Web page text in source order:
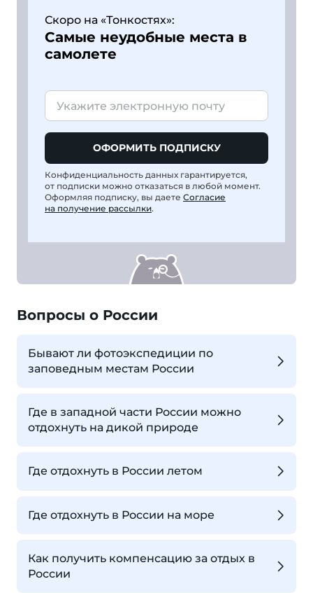
Скоро на «Тонкостях»:
Самые неудобные места в
самолете
ОФОРМИТЬ ПОДПИСКУ
Конфиденциальность данных гарантируется,
от подписки можно отказаться в любой момент.
Оформляя подписку, вы даете Согласие
на получение рассылки.
Вопросы о России
Бывают ли фотоэкспедиции по
заповедным местам России
Где в западной части России можно
отдохнуть на дикой природе
Где отдохнуть в России летом
Где отдохнуть в России на море
Как получить компенсацию за отдых в
России